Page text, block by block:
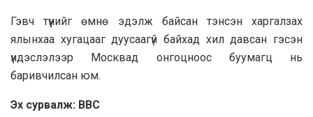
Гэвч түүнийг өмнө эдэлж байсан тэнсэн харгалзах
ялынхаа хугацааг дуусаагүй байхад хил давсан гэсэн
үндэслэлээр Москвад онгоцноос буумагц нь
баривчилсан юм.
Эх сурвалж: BBC